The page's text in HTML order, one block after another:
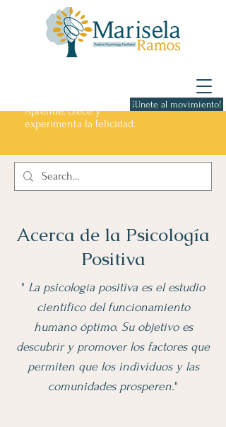
Aprende, crece y
experimenta la felicidad.
¡Unete al movimiento!
Acerca de la Psicología
Positiva
" La psicología positiva es el estudio
científico del funcionamiento
humano óptimo. Su objetivo es
descubrir y promover los factores que
permiten que los individuos y las
comunidades prosperen."